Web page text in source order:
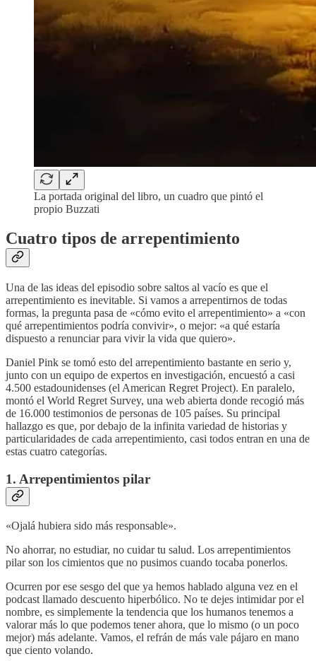
La portada original del libro, un cuadro que pintó el
propio Buzzati
Cuatro tipos de arrepentimiento
Una de las ideas del episodio sobre saltos al vacío es que el
arrepentimiento es inevitable. Si vamos a arrepentirnos de todas
formas, la pregunta pasa de «cómo evito el arrepentimiento» a «con
qué arrepentimientos podría convivir», o mejor: «a qué estaría
dispuesto a renunciar para vivir la vida que quiero».
Daniel Pink se tomó esto del arrepentimiento bastante en serio y,
junto con un equipo de expertos en investigación, encuestó a casi
4.500 estadounidenses (el American Regret Project). En paralelo,
montó el World Regret Survey, una web abierta donde recogió más
de 16.000 testimonios de personas de 105 países. Su principal
hallazgo es que, por debajo de la infinita variedad de historias y
particularidades de cada arrepentimiento, casi todos entran en una de
estas cuatro categorías.
1. Arrepentimientos pilar
«Ojalá hubiera sido más responsable».
No ahorrar, no estudiar, no cuidar tu salud. Los arrepentimientos
pilar son los cimientos que no pusimos cuando tocaba ponerlos.
Ocurren por ese sesgo del que ya hemos hablado alguna vez en el
podcast llamado descuento hiperbólico. No te dejes intimidar por el
nombre, es simplemente la tendencia que los humanos tenemos a
valorar más lo que podemos tener ahora, que lo mismo (o un poco
mejor) más adelante. Vamos, el refrán de más vale pájaro en mano
que ciento volando.